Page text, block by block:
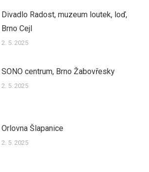
Divadlo Radost, muzeum loutek, loď,
Brno Cejl
2. 5. 2025
SONO centrum, Brno Žabovřesky
2. 5. 2025
Orlovna Šlapanice
2. 5. 2025